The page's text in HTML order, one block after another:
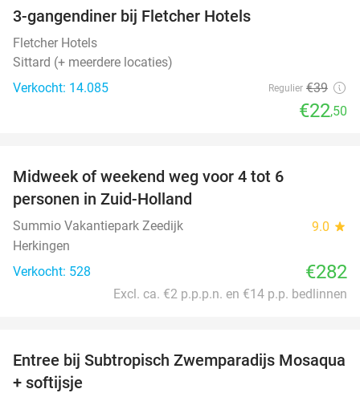
3-gangendiner bij Fletcher Hotels
Fletcher Hotels
Sittard (+ meerdere locaties)
Verkocht: 14.085
Regulier €39
€22,50
Midweek of weekend weg voor 4 tot 6
personen in Zuid-Holland
Summio Vakantiepark Zeedijk 9.0 star
Herkingen
Verkocht: 528
€282
Excl. ca. €2 p.p.p.n. en €14 p.p. bedlinnen
25%
Entree bij Subtropisch Zwemparadijs Mosaqua
+ softijsje